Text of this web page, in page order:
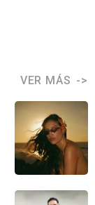
VER MÁS